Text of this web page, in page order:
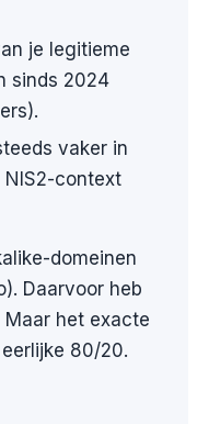
je legitieme
sinds 2024
vaker in
NIS2-context
domeinen
Daarvoor heb
het exacte
80/20.